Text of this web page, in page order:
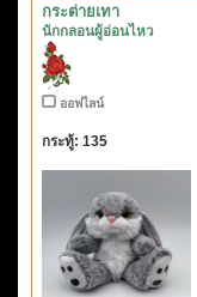
กระต่ายเทา
นักกลอนผู้อ่อนไหว
ออฟไลน์
กระทู้: 135